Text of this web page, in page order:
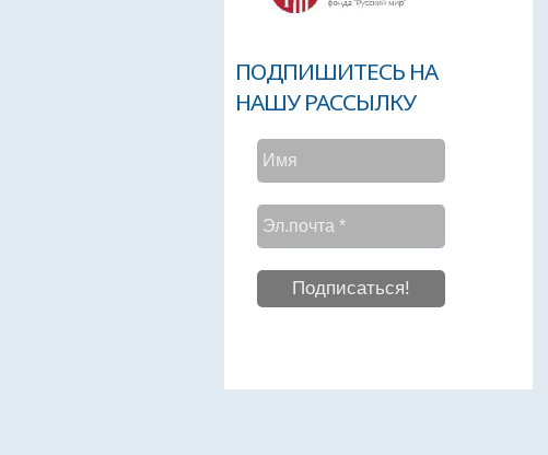
ПОДПИШИТЕСЬ НА
НАШУ РАССЫЛКУ